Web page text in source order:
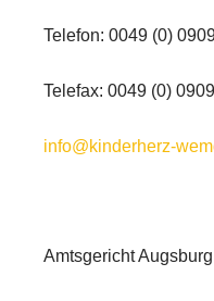
Telefon: 0049 (0)
Telefax: 0049 (0)
info@kinderherz-
Amtsgericht